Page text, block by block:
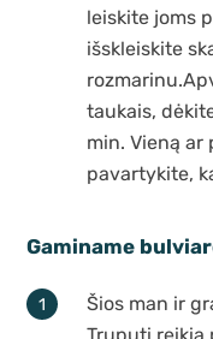
leiskite joms
išskleiskite
taukais,
min. Vieną ar
pavartykite,
Gaminame
Šios man ir